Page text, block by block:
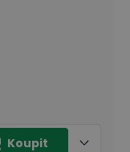
Koupit